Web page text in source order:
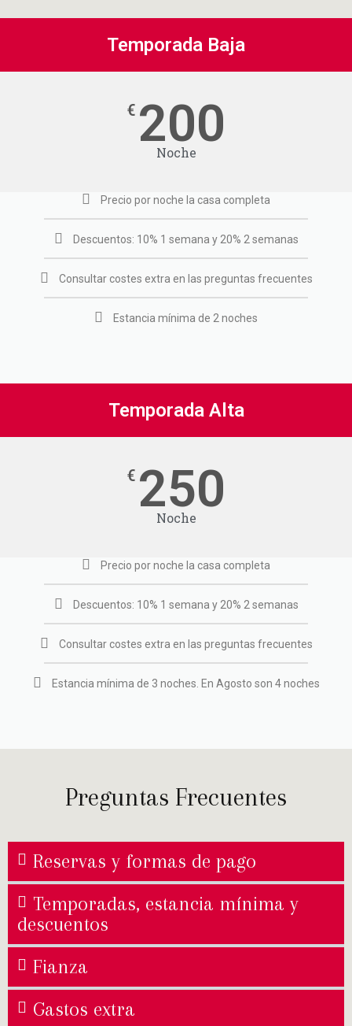
Temporada Baja
€ 200
Noche
Precio por noche la casa completa
Descuentos: 10% 1 semana y 20% 2 semanas
Consultar costes extra en las preguntas frecuentes
Estancia mínima de 2 noches
Temporada Alta
€ 250
Noche
Precio por noche la casa completa
Descuentos: 10% 1 semana y 20% 2 semanas
Consultar costes extra en las preguntas frecuentes
Estancia mínima de 3 noches. En Agosto son 4 noches
Preguntas Frecuentes
Reservas y formas de pago
Temporadas, estancia mínima y
descuentos
Fianza
Gastos extra